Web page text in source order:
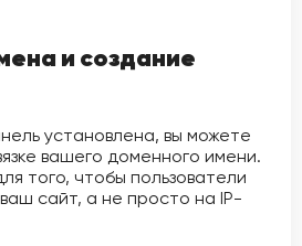
и создание
установлена, вы можете
вашего доменного имени.
того, чтобы пользователи
сайт, а не просто на IP-